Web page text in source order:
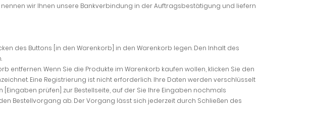
wir Ihnen unsere Bankverbindung in der Auftragsbestätigung und liefern
des Buttons [in den Warenkorb] in den Warenkorb legen. Den Inhalt des
entfernen. Wenn Sie die Produkte im Warenkorb kaufen wollen, klicken Sie den
Eine Registrierung ist nicht erforderlich. Ihre Daten werden verschlüsselt
prüfen] zur Bestellseite, auf der Sie Ihre Eingaben nochmals
Bestellvorgang ab. Der Vorgang lässt sich jederzeit durch Schließen des